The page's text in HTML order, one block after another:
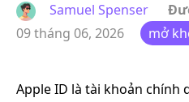
Samuel Spenser
09 tháng 06, 2026
mở
Apple ID là tài khoản chính